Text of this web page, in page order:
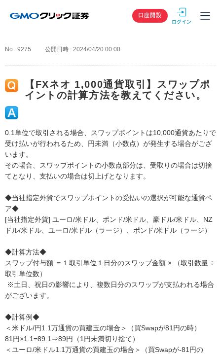
GMOクリック
口座開設
No : 9275 公開日時 : 2024/04/20 00:00
【FXネオ 1,000通貨取引】スワップポ
イントの計算方法を教えてください。
0.1単位で取引される場合、スワップポイントは10,000通貨あたりで
受け払いが行われるため、円未満（小数点）が発生する場合がござ
います。
その場合、スワップポイントの小数点部分は、受取りの場合は切捨
てとなり、支払いの場合は切上げとなります。
◆当社指定外貨でスワップポイントの受払いの選択が可能な通貨ペ
ア◆
[当社指定外貨] ユーロ/米ドル、ポンド/米ドル、豪ドル/米ドル、NZ
ドル/米ドル、ユーロ/米ドル（ラージ）、ポンド/米ドル（ラージ）
◆計算方法◆
スワップ付与額 ＝１取引単位１日分のスワップ金額 × （取引数量 ÷
取引単位数）
※土日、祝日の影響により、複数日分のスワップが支払われる場合
がございます。
◆計算例◆
＜米ドル/円1.1万通貨の買建玉の場合＞（買Swapが81円の時）
81円×1.1=89.1⇒89円（1円未満切り捨て）
＜ユーロ/米ドル1.1万通貨の買建玉の場合＞（買Swapが-81円の